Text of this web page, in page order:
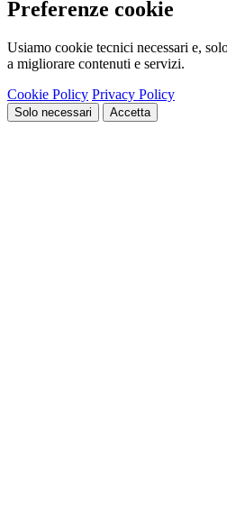
Preferenze cookie
Usiamo cookie tecnici necessari e,
a migliorare contenuti e servizi.
Cookie Policy Privacy Policy
Solo necessari Accetta